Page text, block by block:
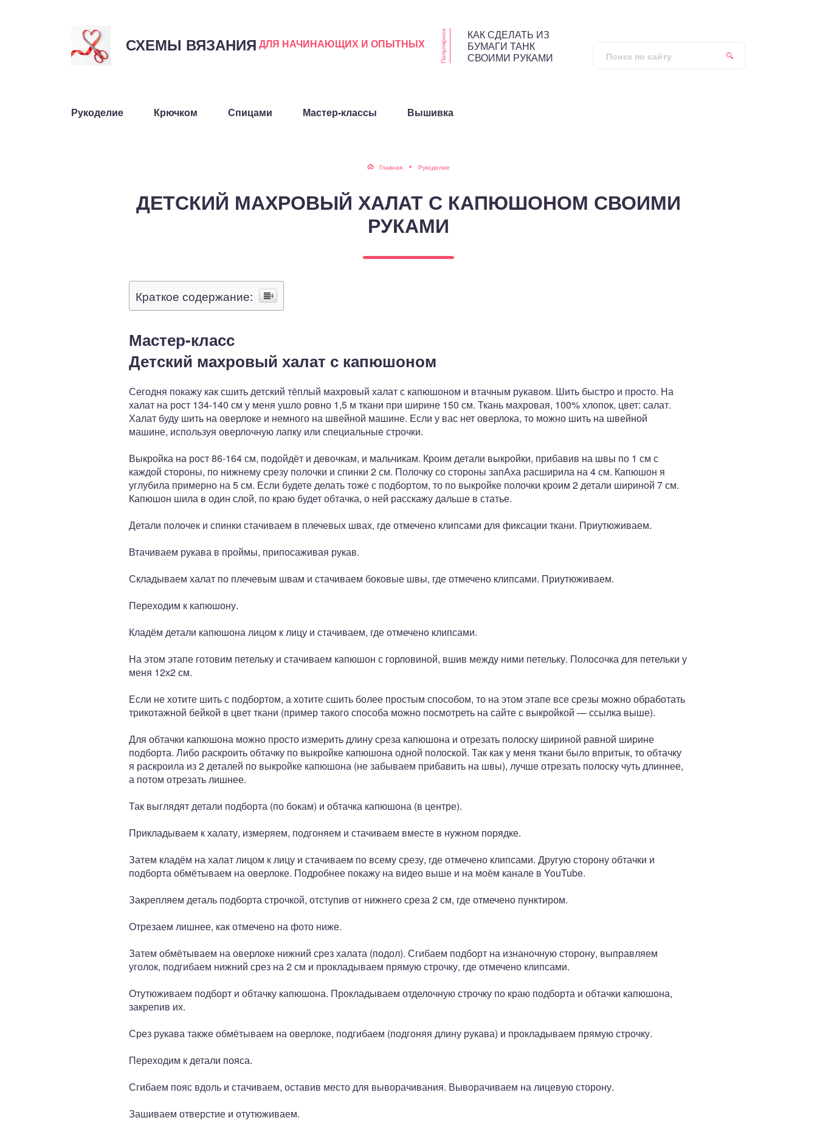
СХЕМЫ ВЯЗАНИЯ ДЛЯ НАЧИНАЮЩИХ И ОПЫТНЫХ Популярное
КАК СДЕЛАТЬ ИЗ
БУМАГИ ТАНК
СВОИМИ РУКАМИ
Рукоделие Крючком Спицами Мастер-классы Вышивка
Главная Рукоделие
ДЕТСКИЙ МАХРОВЫЙ ХАЛАТ С КАПЮШОНОМ СВОИМИ
РУКАМИ
Краткое содержание:
Мастер-класс
Детский махровый халат с капюшоном
Сегодня покажу как сшить детский тёплый махровый халат с капюшоном и втачным рукавом. Шить быстро и просто. На
халат на рост 134-140 см у меня ушло ровно 1,5 м ткани при ширине 150 см. Ткань махровая, 100% хлопок, цвет: салат.
Халат буду шить на оверлоке и немного на швейной машине. Если у вас нет оверлока, то можно шить на швейной
машине, используя оверлочную лапку или специальные строчки.
Выкройка на рост 86-164 см, подойдёт и девочкам, и мальчикам. Кроим детали выкройки, прибавив на швы по 1 см с
каждой стороны, по нижнему срезу полочки и спинки 2 см. Полочку со стороны запАха расширила на 4 см. Капюшон я
углубила примерно на 5 см. Если будете делать тоже с подбортом, то по выкройке полочки кроим 2 детали шириной 7 см.
Капюшон шила в один слой, по краю будет обтачка, о ней расскажу дальше в статье.
Детали полочек и спинки стачиваем в плечевых швах, где отмечено клипсами для фиксации ткани. Приутюживаем.
Втачиваем рукава в проймы, припосаживая рукав.
Складываем халат по плечевым швам и стачиваем боковые швы, где отмечено клипсами. Приутюживаем.
Переходим к капюшону.
Кладём детали капюшона лицом к лицу и стачиваем, где отмечено клипсами.
На этом этапе готовим петельку и стачиваем капюшон с горловиной, вшив между ними петельку. Полосочка для петельки у
меня 12х2 см.
Если не хотите шить с подбортом, а хотите сшить более простым способом, то на этом этапе все срезы можно обработать
трикотажной бейкой в цвет ткани (пример такого способа можно посмотреть на сайте с выкройкой — ссылка выше).
Для обтачки капюшона можно просто измерить длину среза капюшона и отрезать полоску шириной равной ширине
подборта. Либо раскроить обтачку по выкройке капюшона одной полоской. Так как у меня ткани было впритык, то обтачку
я раскроила из 2 деталей по выкройке капюшона (не забываем прибавить на швы), лучше отрезать полоску чуть длиннее,
а потом отрезать лишнее.
Так выглядят детали подборта (по бокам) и обтачка капюшона (в центре).
Прикладываем к халату, измеряем, подгоняем и стачиваем вместе в нужном порядке.
Затем кладём на халат лицом к лицу и стачиваем по всему срезу, где отмечено клипсами. Другую сторону обтачки и
подборта обмётываем на оверлоке. Подробнее покажу на видео выше и на моём канале в YouTube.
Закрепляем деталь подборта строчкой, отступив от нижнего среза 2 см, где отмечено пунктиром.
Отрезаем лишнее, как отмечено на фото ниже.
Затем обмётываем на оверлоке нижний срез халата (подол). Сгибаем подборт на изнаночную сторону, выправляем
уголок, подгибаем нижний срез на 2 см и прокладываем прямую строчку, где отмечено клипсами.
Отутюживаем подборт и обтачку капюшона. Прокладываем отделочную строчку по краю подборта и обтачки капюшона,
закрепив их.
Срез рукава также обмётываем на оверлоке, подгибаем (подгоняя длину рукава) и прокладываем прямую строчку.
Переходим к детали пояса.
Сгибаем пояс вдоль и стачиваем, оставив место для выворачивания. Выворачиваем на лицевую сторону.
Зашиваем отверстие и отутюживаем.